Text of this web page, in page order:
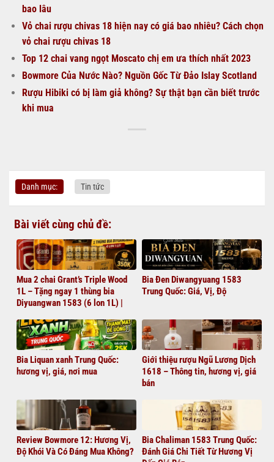
bao lâu
Vỏ chai rượu chivas 18 hiện nay có giá bao nhiêu? Cách chọn
vỏ chai rượu chivas 18
Top 12 chai vang ngọt Moscato chị em ưa thích nhất 2023
Bowmore Của Nước Nào? Nguồn Gốc Từ Đảo Islay Scotland
Rượu Hibiki có bị làm giả không? Sự thật bạn cần biết trước
khi mua
Danh mục: Tin tức
Bài viết cùng chủ đề:
Mua 2 chai Grant’s Triple Wood
1L – Tặng ngay 1 thùng bia
Diyuangwan 1583 (6 lon 1L) |
Bia Đen Diwangyuang 1583
Trung Quốc: Giá, Vị, Độ
Bia Liquan xanh Trung Quốc:
hương vị, giá, nơi mua
Giới thiệu rượu Ngũ Lương Dịch
1618 – Thông tin, hương vị, giá
bán
Review Bowmore 12: Hương Vị,
Độ Khói Và Có Đáng Mua Không?
Bia Chaliman 1583 Trung Quốc:
Đánh Giá Chi Tiết Từ Hương Vị